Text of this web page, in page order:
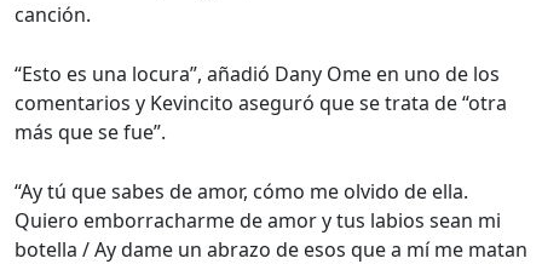
canción.
“Esto es una locura”, añadió Dany Ome en uno de los
comentarios y Kevincito aseguró que se trata de “otra
más que se fue”.
“Ay tú que sabes de amor, cómo me olvido de ella.
Quiero emborracharme de amor y tus labios sean mi
botella / Ay dame un abrazo de esos que a mí me matan